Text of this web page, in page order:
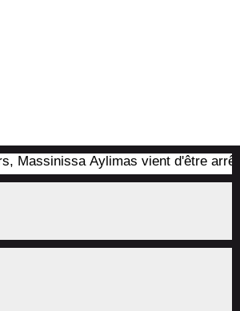
Aylimas vient d'être arrêté